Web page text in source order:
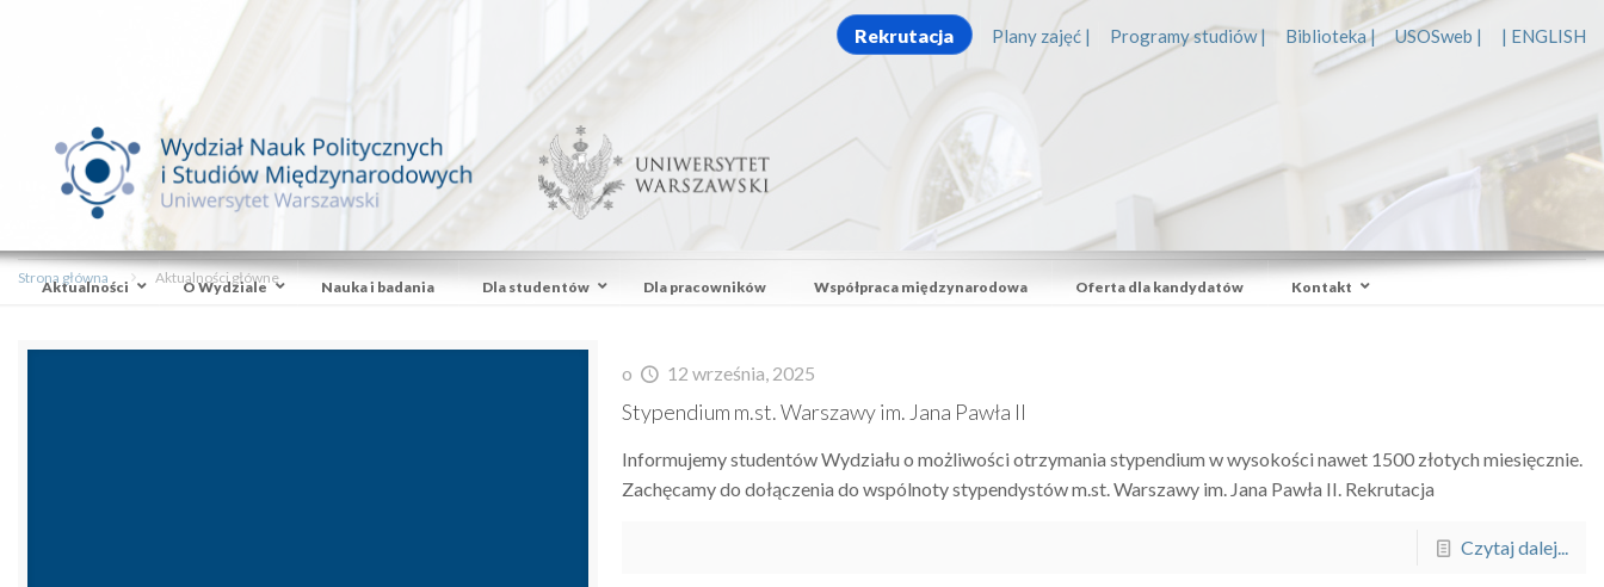
Rekrutacja Plany zajęć | Programy studiów | Biblioteka | USOSweb | | ENGLISH
Aktualności O Wydziale Nauka i badania Dla studentów Dla pracowników Współpraca międzynarodowa Oferta dla kandydatów Kontakt
Strona główna Aktualności główne
o 12 września, 2025
Stypendium m.st. Warszawy im. Jana Pawła II
Informujemy studentów Wydziału o możliwości otrzymania stypendium w wysokości nawet 1500 złotych miesięcznie.
Zachęcamy do dołączenia do wspólnoty stypendystów m.st. Warszawy im. Jana Pawła II. Rekrutacja
Czytaj dalej...